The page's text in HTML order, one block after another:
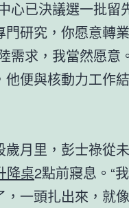
心已決議選一批留
門研究，你愿意轉
需求，我當然愿意
他便與核動力工作
月里，彭士祿從
降桌2點前寢息。“
，一頭扎出來，就